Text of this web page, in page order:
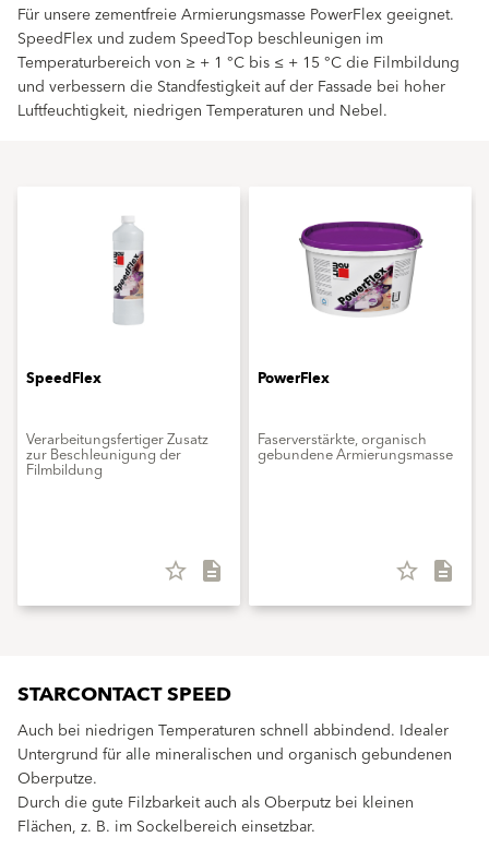
Für unsere zementfreie Armierungsmasse PowerFlex geeignet.
SpeedFlex und zudem SpeedTop beschleunigen im
Temperaturbereich von ≥ + 1 °C bis ≤ + 15 °C die Filmbildung
und verbessern die Standfestigkeit auf der Fassade bei hoher
Luftfeuchtigkeit, niedrigen Temperaturen und Nebel.
SpeedFlex
Verarbeitungsfertiger Zusatz
zur Beschleunigung der
Filmbildung
star_border description
PowerFlex
Faserverstärkte, organisch
gebundene Armierungsmasse
star_border description
STARCONTACT SPEED
Auch bei niedrigen Temperaturen schnell abbindend. Idealer
Untergrund für alle mineralischen und organisch gebundenen
Oberputze.
Durch die gute Filzbarkeit auch als Oberputz bei kleinen
Flächen, z. B. im Sockelbereich einsetzbar.